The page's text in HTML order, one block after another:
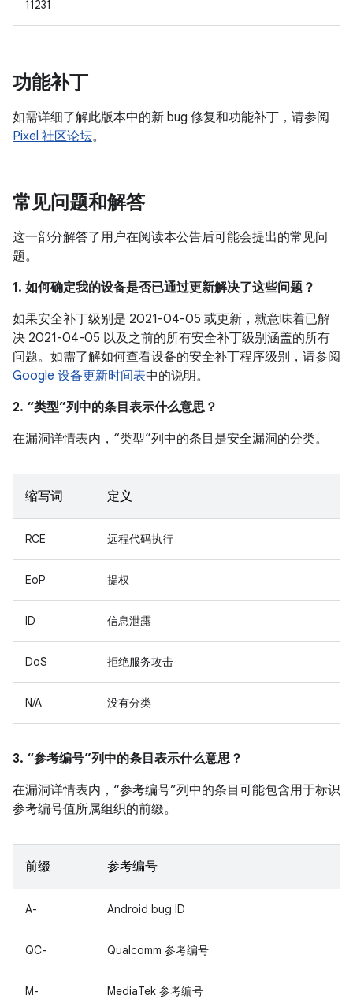
11231
功能补丁
如需详细了解此版本中的新 bug 修复和功能补丁，请参阅
Pixel 社区论坛。
常见问题和解答
这一部分解答了用户在阅读本公告后可能会提出的常见问
题。
1. 如何确定我的设备是否已通过更新解决了这些问题？
如果安全补丁级别是 2021-04-05 或更新，就意味着已解
决 2021-04-05 以及之前的所有安全补丁级别涵盖的所有
问题。如需了解如何查看设备的安全补丁程序级别，请参阅
Google 设备更新时间表中的说明。
2. “类型”列中的条目表示什么意思？
在漏洞详情表内，“类型”列中的条目是安全漏洞的分类。
缩写词 定义
RCE 远程代码执行
EoP 提权
ID 信息泄露
DoS 拒绝服务攻击
N/A 没有分类
3. “参考编号”列中的条目表示什么意思？
在漏洞详情表内，“参考编号”列中的条目可能包含用于标识
参考编号值所属组织的前缀。
前缀 参考编号
A- Android bug ID
QC- Qualcomm 参考编号
M- MediaTek 参考编号